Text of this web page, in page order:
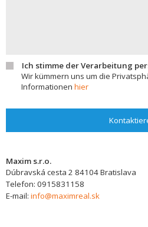
Ich stimme der Verarbeitung
Wir kümmern uns um die
Informationen hier
Maxim s.r.o.
Dúbravská cesta 2 84104Bratislava
Telefon: 0915831158
E-mail: info@maximreal.sk